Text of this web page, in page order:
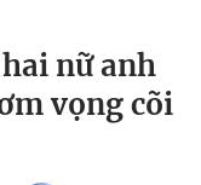
nữ anh
vọng cõi